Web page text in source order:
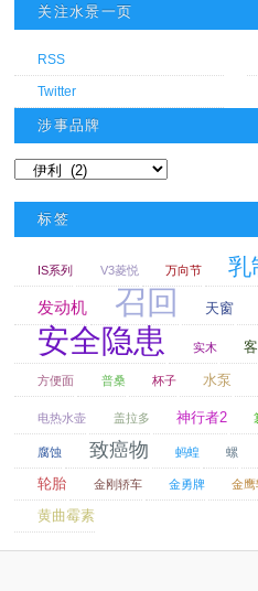
关注水景一页
RSS
Twitter
涉事品牌
涉事品牌
标签
IS系列 V3菱悦 万向节 乳
发动机 召回 天窗
安全隐患 实木
方便面 普桑 杯子 水泵
电热水壶 盖拉多 神行者2
腐蚀 致癌物 蚂蝗 螺
轮胎 金刚轿车 金勇牌 金鹰
黄曲霉素